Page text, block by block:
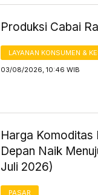
Produksi Cabai
LAYANAN KONSUMEN &
03/08/2026, 10:46 WIB
Harga Komoditas
Depan Naik
Juli 2026)
PASAR